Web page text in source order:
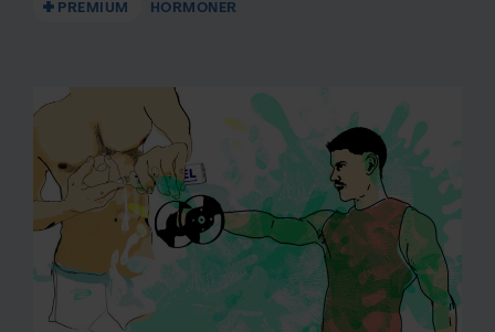
PREMIUM HORMONER